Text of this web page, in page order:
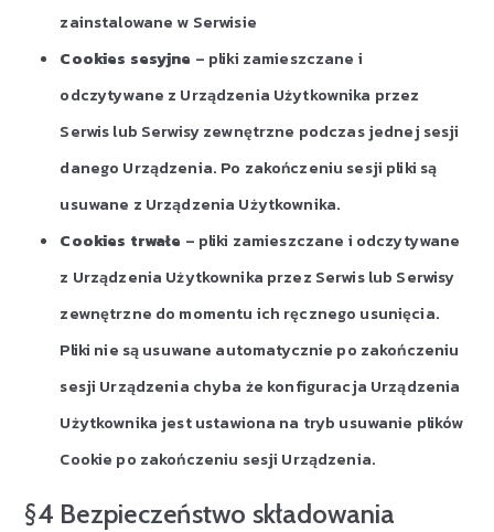
zainstalowane w Serwisie
Cookies sesyjne – pliki zamieszczane i
odczytywane z Urządzenia Użytkownika przez
Serwis lub Serwisy zewnętrzne podczas jednej sesji
danego Urządzenia. Po zakończeniu sesji pliki są
usuwane z Urządzenia Użytkownika.
Cookies trwałe – pliki zamieszczane i odczytywane
z Urządzenia Użytkownika przez Serwis lub Serwisy
zewnętrzne do momentu ich ręcznego usunięcia.
Pliki nie są usuwane automatycznie po zakończeniu
sesji Urządzenia chyba że konfiguracja Urządzenia
Użytkownika jest ustawiona na tryb usuwanie plików
Cookie po zakończeniu sesji Urządzenia.
§4 Bezpieczeństwo składowania